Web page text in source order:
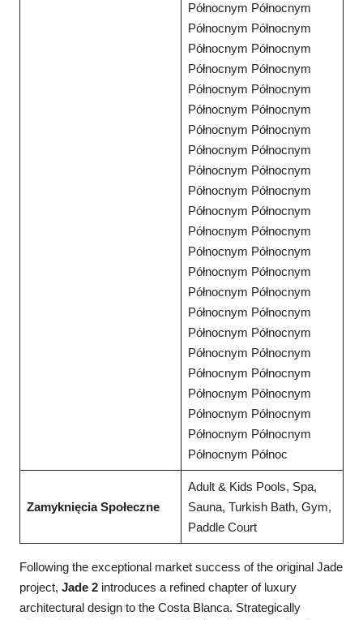
Północnym Północnym
Północnym Północnym
Północnym Północnym
Północnym Północnym
Północnym Północnym
Północnym Północnym
Północnym Północnym
Północnym Północnym
Północnym Północnym
Północnym Północnym
Północnym Północnym
Północnym Północnym
Północnym Północnym
Północnym Północnym
Północnym Północnym
Północnym Północnym
Północnym Północnym
Północnym Północnym
Północnym Północnym
Północnym Północnym
Północnym Północnym
Północnym Północnym
Północnym Północ
Zamyknięcia Społeczne
Adult & Kids Pools, Spa,
Sauna, Turkish Bath, Gym,
Paddle Court
Following the exceptional market success of the original Jade
project, Jade 2 introduces a refined chapter of luxury
architectural design to the Costa Blanca. Strategically